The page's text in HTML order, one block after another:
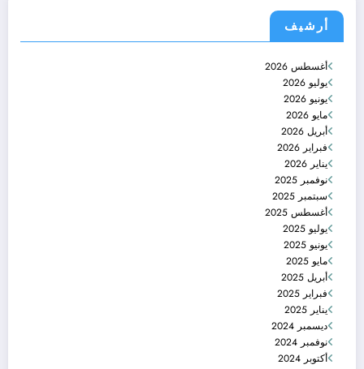
أرشيف
أغسطس 2026
يوليو 2026
يونيو 2026
مايو 2026
أبريل 2026
فبراير 2026
يناير 2026
نوفمبر 2025
سبتمبر 2025
أغسطس 2025
يوليو 2025
يونيو 2025
مايو 2025
أبريل 2025
فبراير 2025
يناير 2025
ديسمبر 2024
نوفمبر 2024
أكتوبر 2024